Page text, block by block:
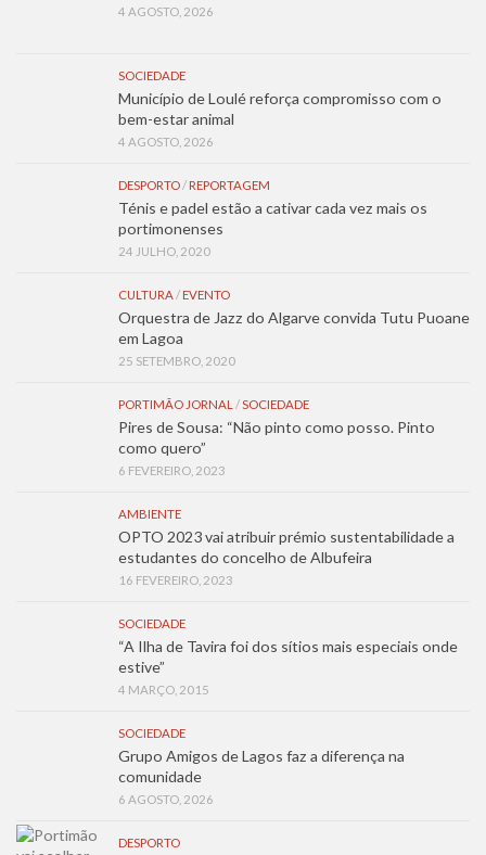
4 AGOSTO, 2026
SOCIEDADE
Município de Loulé reforça compromisso com o
bem-estar animal
4 AGOSTO, 2026
DESPORTO/ REPORTAGEM
Ténis e padel estão a cativar cada vez mais os
portimonenses
24 JULHO, 2020
CULTURA/ EVENTO
Orquestra de Jazz do Algarve convida Tutu Puoane
em Lagoa
25 SETEMBRO, 2020
PORTIMÃO JORNAL /SOCIEDADE
Pires de Sousa: “Não pinto como posso. Pinto
como quero”
6 FEVEREIRO, 2023
AMBIENTE
OPTO 2023 vai atribuir prémio sustentabilidade a
estudantes do concelho de Albufeira
16 FEVEREIRO, 2023
SOCIEDADE
“A Ilha de Tavira foi dos sítios mais especiais onde
estive”
4 MARÇO, 2015
SOCIEDADE
Grupo Amigos de Lagos faz a diferença na
comunidade
6 AGOSTO, 2026
DESPORTO